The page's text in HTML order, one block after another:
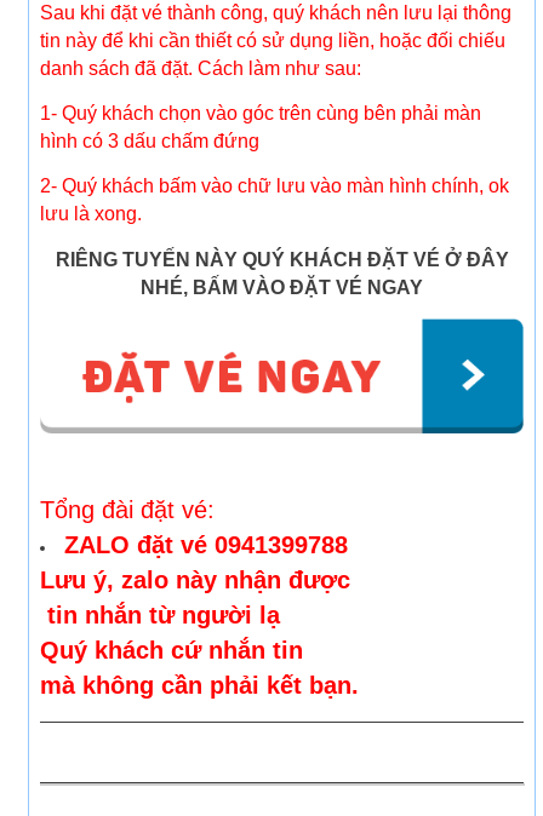
Sau khi đặt vé thành công, quý khách nên lưu lại thông
tin này để khi cần thiết có sử dụng liền, hoặc đối chiếu
danh sách đã đặt. Cách làm như sau:
1- Quý khách chọn vào góc trên cùng bên phải màn
hình có 3 dấu chấm đứng
2- Quý khách bấm vào chữ lưu vào màn hình chính, ok
lưu là xong.
RIÊNG TUYẾN NÀY QUÝ KHÁCH ĐẶT VÉ Ở ĐÂY
NHÉ, BẤM VÀO ĐẶT VÉ NGAY
Tổng đài đặt vé:
ZALO đặt vé 0941399788
Lưu ý, zalo này nhận được
tin nhắn từ người lạ
Quý khách cứ nhắn tin
mà không cần phải kết bạn.